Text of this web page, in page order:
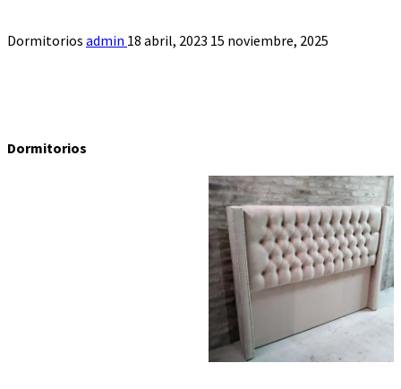
Dormitorios admin 18 abril, 2023 15 noviembre, 2025
Dormitorios